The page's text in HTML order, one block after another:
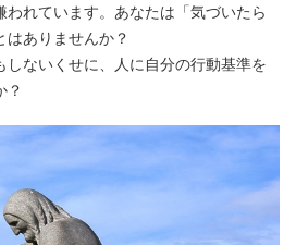
われています。あなたは「気づいたら
はありませんか？
しないくせに、人に自分の行動基準を
？